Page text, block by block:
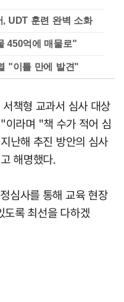
UDT 훈련 완벽 소화
450억에 매물로"
"이틀 만에 발견"
책형 교과서 심사 대상
라며 "책 수가 적어 심
난해 추진 방안의 심사
해명했다.
심사를 통해 교육 현장
록 최선을 다하겠